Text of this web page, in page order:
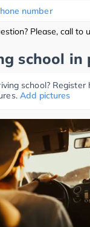
number
56
Please, call to
school in
school?
Add pictures